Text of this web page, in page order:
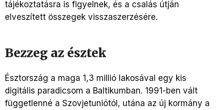
tájékoztatásra is figyelnek, és a csalás útján
elveszített összegek visszaszerzésére.
Bezzeg az észtek
Észtország a maga 1,3 millió lakosával egy kis
digitális paradicsom a Baltikumban. 1991-ben vált
függetlenné a Szovjetuniótól, utána az új kormány a